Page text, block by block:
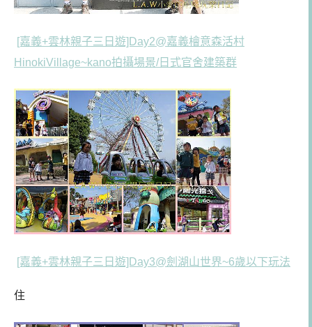
[嘉義+雲林親子三日遊]Day2@嘉義檜意森活村
HinokiVillage~kano拍攝場景/日式官舍建築群
[嘉義+雲林親子三日遊]Day3@劍湖山世界~6歲以下玩法
住